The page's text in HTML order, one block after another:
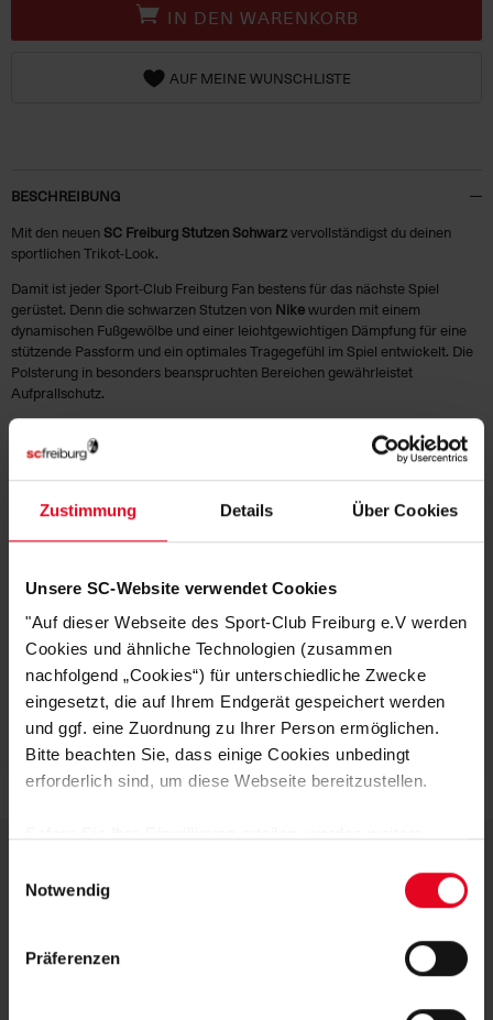
Zustimmung Details Über Cookies
Unsere SC-Website verwendet Cookies
"Auf dieser Webseite des Sport-Club Freiburg e.V werden
Cookies und ähnliche Technologien (zusammen
nachfolgend „Cookies“) für unterschiedliche Zwecke
eingesetzt, die auf Ihrem Endgerät gespeichert werden
und ggf. eine Zuordnung zu Ihrer Person ermöglichen.
Bitte beachten Sie, dass einige Cookies unbedingt
erforderlich sind, um diese Webseite bereitzustellen.
Daten von Ihnen (z.B. persönlichen Identifikatoren oder
IP-Adressen) verarbeitet werden. Durch Klicken auf den
Speicherung aller aufgeführten Cookies und der
Notwendig
Präferenzen
IN DEN WARENKORB
AUF MEINE WUNSCHLISTE
BESCHREIBUNG
Mit den neuen SC Freiburg Stutzen Schwarzvervollständigst du deinen
sportlichen Trikot-Look.
Damit ist jeder Sport-Club Freiburg Fan bestens für das nächste Spiel
gerüstet. Denn die schwarzen Stutzen von Nikewurden mit einem
dynamischen Fußgewölbe und einer leichtgewichtigen Dämpfung für eine
stützende Passform und ein optimales Tragegefühl im Spiel entwickelt. Die
Polsterung in besonders beanspruchten Bereichen gewährleistet
Aufprallschutz.
Die
Größentabelle
Größe
S
HERSTELLERANGABEN
KUNDENBEWERTUNGEN (4)
Artikelnummer: NST225
Logistiknummer: EM001670-001
DEINE VORTEILE IN UNSEREM